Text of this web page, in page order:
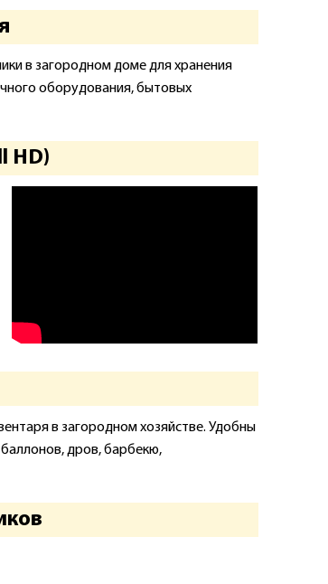
в загородном доме для хранения
оборудования, бытовых
HD)
в загородном хозяйстве. Удобны
баллонов, дров, барбекю,